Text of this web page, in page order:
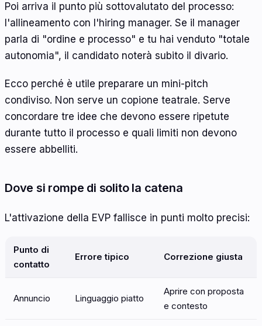
Poi arriva il punto più sottovalutato del processo:
l'allineamento con l'hiring manager. Se il manager
parla di "ordine e processo" e tu hai venduto "totale
autonomia", il candidato noterà subito il divario.
Ecco perché è utile preparare un mini-pitch
condiviso. Non serve un copione teatrale. Serve
concordare tre idee che devono essere ripetute
durante tutto il processo e quali limiti non devono
essere abbelliti.
Dove si rompe di solito la catena
L'attivazione della EVP fallisce in punti molto precisi:
Punto di
contatto
Errore tipico Correzione giusta
Annuncio Linguaggio piatto
Aprire con proposta
e contesto